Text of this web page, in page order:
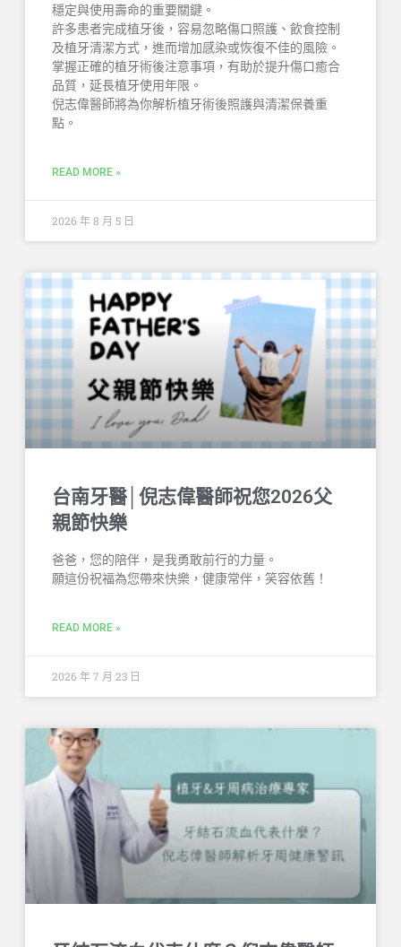
穩定與使用壽命的重要關鍵。
許多患者完成植牙後，容易忽略傷口照護、飲食控制
及植牙清潔方式，進而增加感染或恢復不佳的風險。
掌握正確的植牙術後注意事項，有助於提升傷口癒合
品質，延長植牙使用年限。
倪志偉醫師將為你解析植牙術後照護與清潔保養重
點。
READ MORE »
2026 年 8 月 5 日
台南牙醫│倪志偉醫師祝您2026父
親節快樂
爸爸，您的陪伴，是我勇敢前行的力量。
願這份祝福為您帶來快樂，健康常伴，笑容依舊！
READ MORE »
2026 年 7 月 23 日